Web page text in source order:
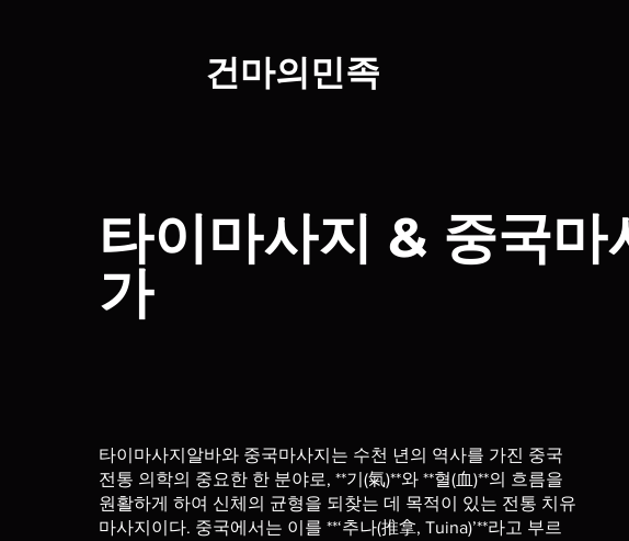
​건마의민족
타이마사지 & 중국마
가
타이마사지알바와 중국마사지는 수천 년의 역사를 가진 중국
전통 의학의 중요한 한 분야로, **기(氣)**와 **혈(血)**의 흐름을
원활하게 하여 신체의 균형을 되찾는 데 목적이 있는 전통 치유
마사지이다. 중국에서는 이를 **‘추나(推拿, Tuina)’**라고 부르